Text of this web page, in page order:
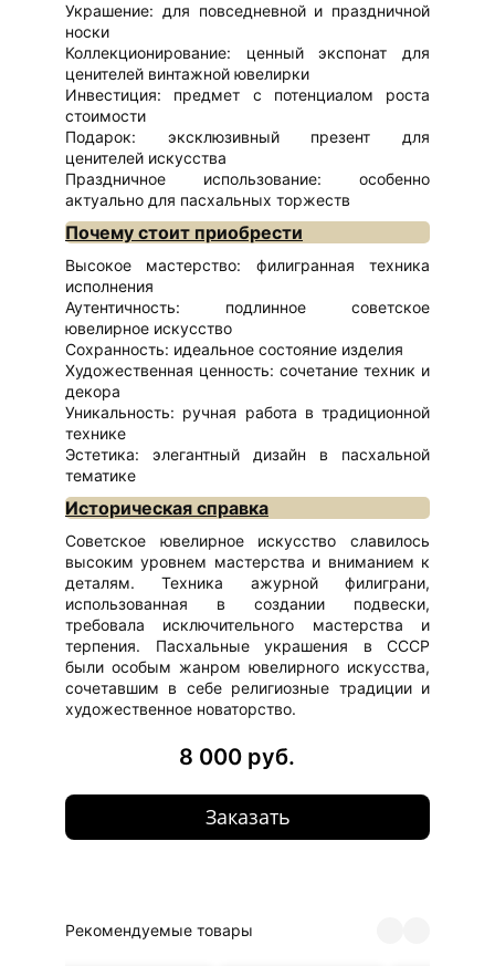
Украшение: для повседневной и праздничной
носки
Коллекционирование: ценный экспонат для
ценителей винтажной ювелирки
Инвестиция: предмет с потенциалом роста
стоимости
Подарок: эксклюзивный презент для
ценителей искусства
Праздничное использование: особенно
актуально для пасхальных торжеств
Почему стоит приобрести
Высокое мастерство: филигранная техника
исполнения
Аутентичность: подлинное советское
ювелирное искусство
Сохранность: идеальное состояние изделия
Художественная ценность: сочетание техник и
декора
Уникальность: ручная работа в традиционной
технике
Эстетика: элегантный дизайн в пасхальной
тематике
Историческая справка
Советское ювелирное искусство славилось
высоким уровнем мастерства и вниманием к
деталям. Техника ажурной филиграни,
использованная в создании подвески,
требовала исключительного мастерства и
терпения. Пасхальные украшения в СССР
были особым жанром ювелирного искусства,
сочетавшим в себе религиозные традиции и
художественное новаторство.
8 000 руб.
Заказать
Рекомендуемые товары